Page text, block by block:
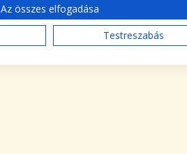
Az összes elfogadása
Testreszabás